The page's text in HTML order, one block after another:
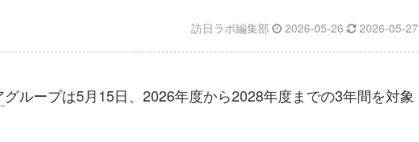
ブ
ク
記
事
購
マ
ガ
録
訪日ラボ編集部 2026-05-26 2026-05-27
グループは5月15日、2026年度から2028年度までの3年間を対象